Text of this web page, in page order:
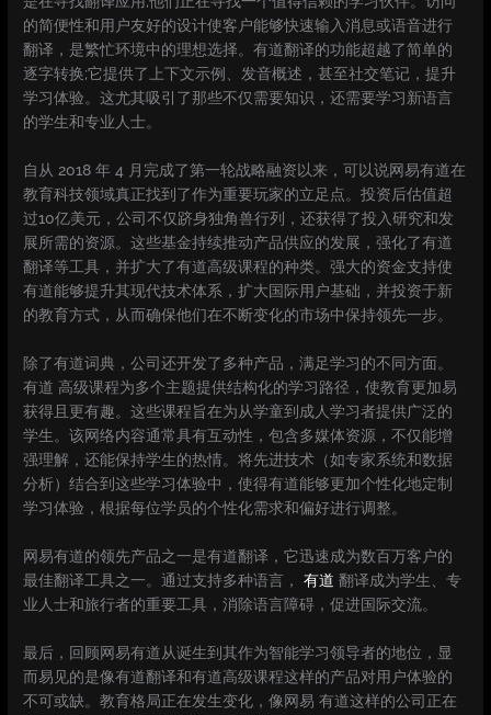
的简便性和用户友好的设计使客户能够快速输入消息或语音进行
翻译，是繁忙环境中的理想选择。有道翻译的功能超越了简单的
逐字转换;它提供了上下文示例、发音概述，甚至社交笔记，提升
学习体验。这尤其吸引了那些不仅需要知识，还需要学习新语言
的学生和专业人士。
自从 2018 年 4 月完成了第一轮战略融资以来，可以说网易有道在
教育科技领域真正找到了作为重要玩家的立足点。投资后估值超
过10亿美元，公司不仅跻身独角兽行列，还获得了投入研究和发
展所需的资源。这些基金持续推动产品供应的发展，强化了有道
翻译等工具，并扩大了有道高级课程的种类。强大的资金支持使
有道能够提升其现代技术体系，扩大国际用户基础，并投资于新
的教育方式，从而确保他们在不断变化的市场中保持领先一步。
除了有道词典，公司还开发了多种产品，满足学习的不同方面。
有道 高级课程为多个主题提供结构化的学习路径，使教育更加易
获得且更有趣。这些课程旨在为从学童到成人学习者提供广泛的
学生。该网络内容通常具有互动性，包含多媒体资源，不仅能增
强理解，还能保持学生的热情。将先进技术（如专家系统和数据
分析）结合到这些学习体验中，使得有道能够更加个性化地定制
学习体验，根据每位学员的个性化需求和偏好进行调整。
网易有道的领先产品之一是有道翻译，它迅速成为数百万客户的
最佳翻译工具之一。通过支持多种语言，有道 翻译成为学生、专
业人士和旅行者的重要工具，消除语言障碍，促进国际交流。
最后，回顾网易有道从诞生到其作为智能学习领导者的地位，显
而易见的是像有道翻译和有道高级课程这样的产品对用户体验的
不可或缺。教育格局正在发生变化，像网易 有道这样的公司正在